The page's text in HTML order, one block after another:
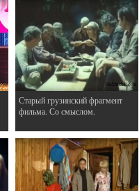
Старый грузинский фрагмент
фильма. Со смыслом.